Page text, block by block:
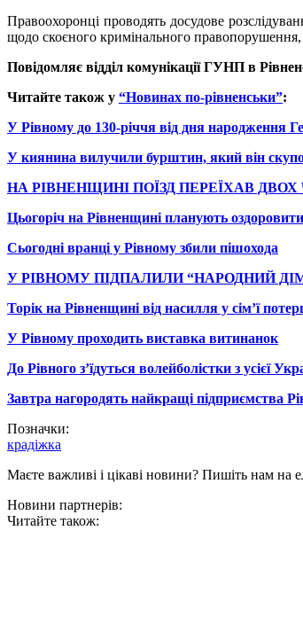
Правоохоронці проводять досудове
щодо скоєного кримінального
Повідомляє відділ комунікаціїГУНП в
Читайте також у “Новинах по-рівненськи”:
У Рівному до 130-річчя від дня народження
У киянина вилучили бурштин, який він
НА РІВНЕНЩИНІ ПОЇЗД ПЕРЕЇХАВ ДВОХ
Цьогоріч на Рівненщині планують
Сьогодні вранці у Рівному збили пішохода
У РІВНОМУ ПІДПАЛИЛИ “НАРОДНИЙ
Торік на Рівненщині від насилля у сім’ї
У Рівному проходить виставка витинанок
До Рівного з’їдуться волейболістки з усієї
Завтра нагородять найкращі підприємства
Позначки:
крадіжка
Маєте важливі і цікаві новини? Пишіть нам на
Новини партнерів:
Читайте також: